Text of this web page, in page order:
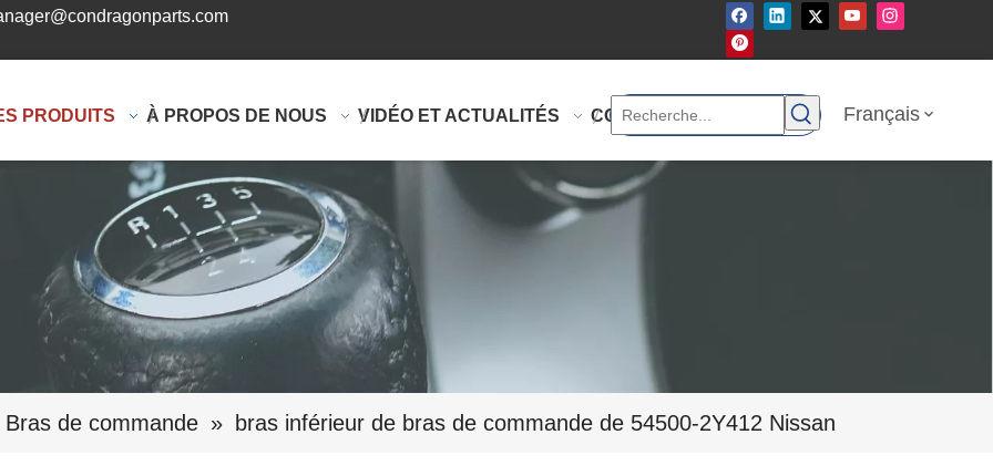
PRODUITS À PROPOS DE NOUS VIDÉO ET ACTUALITÉS CONTACTEZ-NOUS Français
Bras de commande » bras inférieur de bras de commande de 54500-2Y412 Nissan